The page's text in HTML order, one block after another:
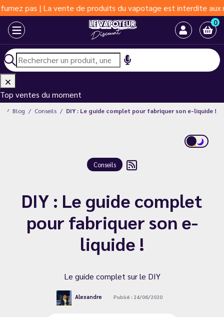
de produits du vapotage est interdite aux moins de 18
0
Top ventes du moment
Blog Conseils DIY : Le guide complet pour fabriquer son e-liquide !
Conseils
DIY : Le guide complet
pour fabriquer son e-
liquide !
Le guide complet sur le DIY
Alexandre Publié : 24/06/2020